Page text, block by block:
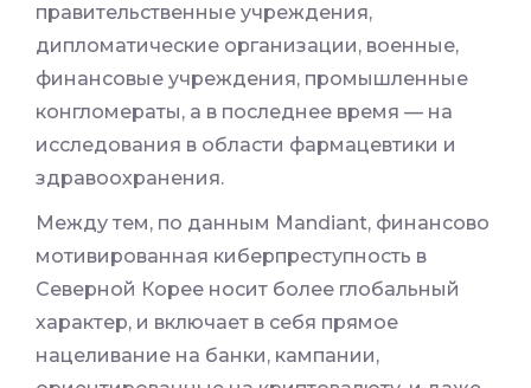
правительственные учреждения,
дипломатические организации, военные,
финансовые учреждения, промышленные
конгломераты, а в последнее время — на
исследования в области фармацевтики и
здравоохранения.
Между тем, по данным Mandiant, финансово
мотивированная киберпреступность в
Северной Корее носит более глобальный
характер, и включает в себя прямое
нацеливание на банки, кампании,